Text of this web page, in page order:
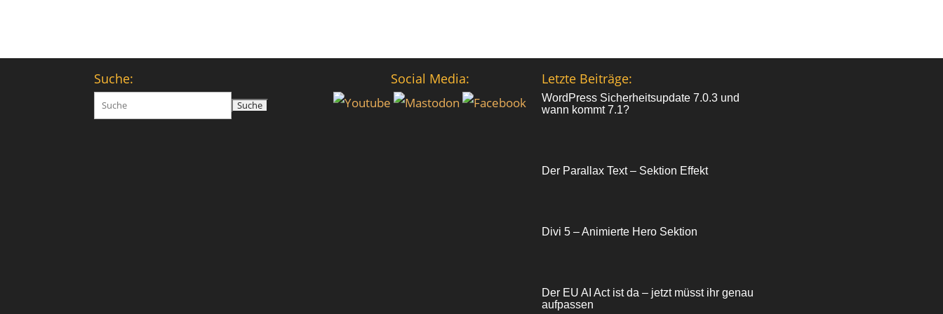
Suche:
Suchen
nach:
Social Media: Letzte Beiträge:
WordPress Sicherheitsupdate 7.0.3 und
wann kommt 7.1?
Der Parallax Text – Sektion Effekt
Divi 5 – Animierte Hero Sektion
Der EU AI Act ist da – jetzt müsst ihr genau
aufpassen